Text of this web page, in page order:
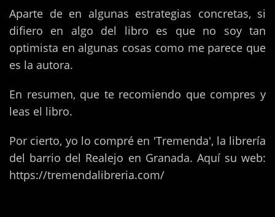
Aparte de en algunas estrategias concretas, si
difiero en algo del libro es que no soy tan
optimista en algunas cosas como me parece que
es la autora.
En resumen, que te recomiendo que compres y
leas el libro.
Por cierto, yo lo compré en 'Tremenda', la librería
del barrio del Realejo en Granada. Aquí su web:
https://tremendalibreria.com/